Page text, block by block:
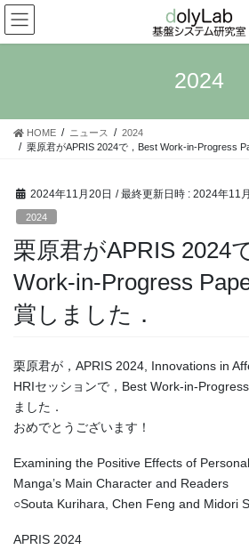
コ
ン
テ
ス
ナ
ビ
ゲ
ン
2024
HOME ニュース
2024
栗原君がAPRIS 2024で，Best Work-in-Progress
2024年11月20日 / 最終更新日時 : 2024年11
2024
栗原君がAPRIS 2024
Work-in-Progress
賞しました．
栗原君が，APRIS 2024, Innovations in
HRIセッションで，Best Work-in-
ました．
おめでとうございます！
Examining the Positive Effects of
Manga’s Main Character and Readers
○Souta Kurihara, Chen Feng and Midori
APRIS 2024